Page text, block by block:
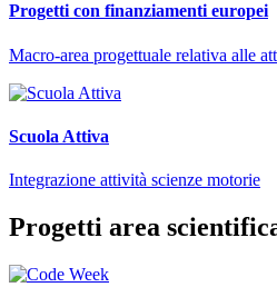
Progetti con finanziamenti europei
Macro-area progettuale relativa alle
Scuola Attiva
Integrazione attività scienze motorie
Progetti area